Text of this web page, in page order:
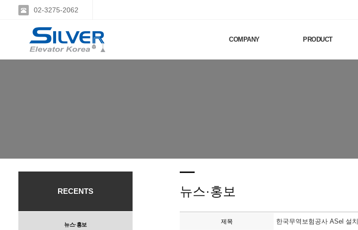
02-3275-2062
COMPANY PRODUCT
RECENTS
뉴스·홍보
뉴스·홍보
제목 한국무역보험공사 ASel 설치